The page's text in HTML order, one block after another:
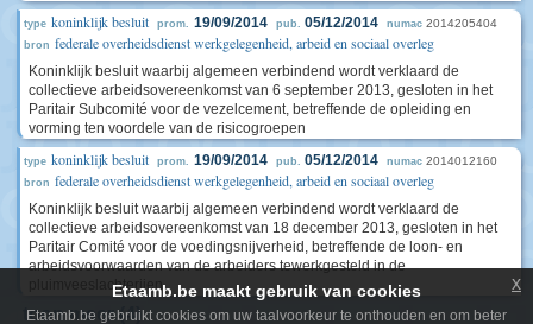
type koninklijk besluit prom. 19/09/2014 pub. 05/12/2014 numac 2014205404
bron federale overheidsdienst werkgelegenheid, arbeid en sociaal overleg
Koninklijk besluit waarbij algemeen verbindend wordt verklaard de
collectieve arbeidsovereenkomst van 6 september 2013, gesloten in het
Paritair Subcomité voor de vezelcement, betreffende de opleiding en
vorming ten voordele van de risicogroepen
type koninklijk besluit prom. 19/09/2014 pub. 05/12/2014 numac 2014012160
bron federale overheidsdienst werkgelegenheid, arbeid en sociaal overleg
Koninklijk besluit waarbij algemeen verbindend wordt verklaard de
collectieve arbeidsovereenkomst van 18 december 2013, gesloten in het
Paritair Comité voor de voedingsnijverheid, betreffende de loon- en
arbeidsvoorwaarden van de arbeiders tewerkgesteld in de
pluimveeslachterijen
toon meer (4)
Etaamb.be maakt gebruik van cookies
Etaamb.be gebruikt cookies om uw taalvoorkeur te onthouden en om beter
x